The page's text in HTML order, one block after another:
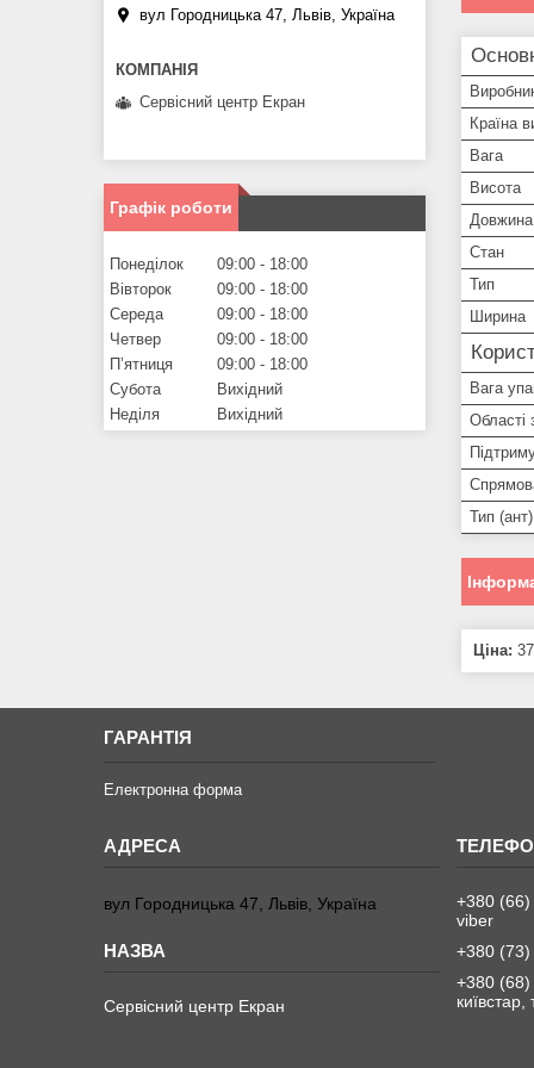
Країна
Вага
Висота
Довжина
Стан
Тип
Ширина
Вага
Області
Тип (ант)
Ціна:
вул Городницька 47, Львів, Україна
Сервісний центр Екран
Графік роботи
Понеділок 09:00
18:00
Вівторок
09:00
18:00
Середа
09:00
18:00
Четвер
09:00
18:00
Пʼятниця
09:00
18:00
Субота
Вихідний
Неділя
Вихідний
ГАРАНТІЯ
Електронна форма
вул Городницька 47, Львів, Україна
Сервісний центр Екран
+380
viber
+380
+380
київстар,